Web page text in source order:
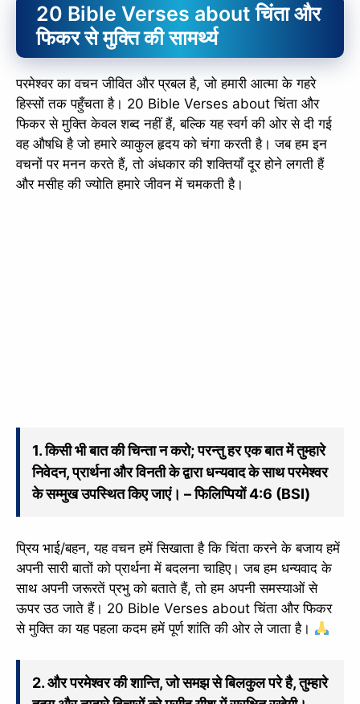
20 Bible Verses about चिंता और
फिकर से मुक्ति की सामर्थ्य
परमेश्वर का वचन जीवित और प्रबल है, जो हमारी आत्मा के गहरे
हिस्सों तक पहुँचता है। 20 Bible Verses about चिंता और
फिकर से मुक्ति केवल शब्द नहीं हैं, बल्कि यह स्वर्ग की ओर से दी गई
वह औषधि है जो हमारे व्याकुल हृदय को चंगा करती है। जब हम इन
वचनों पर मनन करते हैं, तो अंधकार की शक्तियाँ दूर होने लगती हैं
और मसीह की ज्योति हमारे जीवन में चमकती है।
1. किसी भी बात की चिन्ता न करो; परन्तु हर एक बात में तुम्हारे
निवेदन, प्रार्थना और विनती के द्वारा धन्यवाद के साथ परमेश्वर
के सम्मुख उपस्थित किए जाएं। – फिलिप्पियों 4:6 (BSI)
प्रिय भाई/बहन, यह वचन हमें सिखाता है कि चिंता करने के बजाय हमें
अपनी सारी बातों को प्रार्थना में बदलना चाहिए। जब हम धन्यवाद के
साथ अपनी जरूरतें प्रभु को बताते हैं, तो हम अपनी समस्याओं से
ऊपर उठ जाते हैं। 20 Bible Verses about चिंता और फिकर
से मुक्ति का यह पहला कदम हमें पूर्ण शांति की ओर ले जाता है।
2. और परमेश्वर की शान्ति, जो समझ से बिलकुल परे है, तुम्हारे